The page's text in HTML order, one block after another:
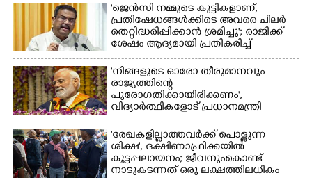
'ജെൻസി നമ്മുടെ കുട്ടികളാണ്,
പ്രതിഷേധങ്ങൾക്കിടെ അവരെ ചിലർ
തെറ്റിദ്ധരിപ്പിക്കാൻ ശ്രമിച്ചു'; രാജിക്ക്
ശേഷം ആദ്യമായി പ്രതികരിച്ച്
ധർമ്മേന്ദ്ര പ്രധാൻ
'നിങ്ങളുടെ ഓരോ തീരുമാനവും
രാജ്യത്തിന്റെ
പുരോഗതിക്കായിരിക്കണം',​
വിദ്യാർത്ഥികളോട് പ്രധാനമന്ത്രി
'രേഖകളില്ലാത്തവർക്ക് പൊള്ളുന്ന
ശിക്ഷ', ദക്ഷിണാഫ്രിക്കയിൽ
കൂട്ടപ്പലായനം; ജീവനുംകൊണ്ട്
നാടുകടന്നത് ഒരു ലക്ഷത്തിലധികം